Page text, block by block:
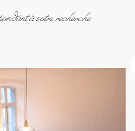
à votre recherche